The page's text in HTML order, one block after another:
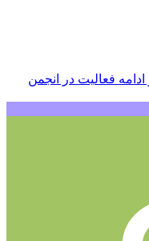
فعالیت در انجمن